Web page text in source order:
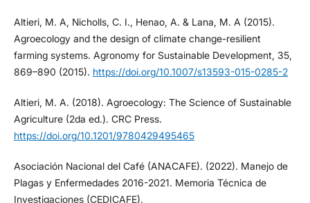
Altieri, M. A, Nicholls, C. I., Henao, A. & Lana, M. A (2015).
Agroecology and the design of climate change-resilient
farming systems. Agronomy for Sustainable Development, 35,
869–890 (2015). https://doi.org/10.1007/s13593-015-0285-2
Altieri, M. A. (2018). Agroecology: The Science of Sustainable
Agriculture (2da ed.). CRC Press.
https://doi.org/10.1201/9780429495465
Asociación Nacional del Café (ANACAFE). (2022). Manejo de
Plagas y Enfermedades 2016-2021. Memoria Técnica de
Investigaciones (CEDICAFE).